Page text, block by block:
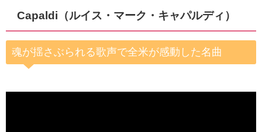
Capaldi（ルイス・マーク・キャパルディ）
魂が揺さぶられる歌声で全米が感動した名曲